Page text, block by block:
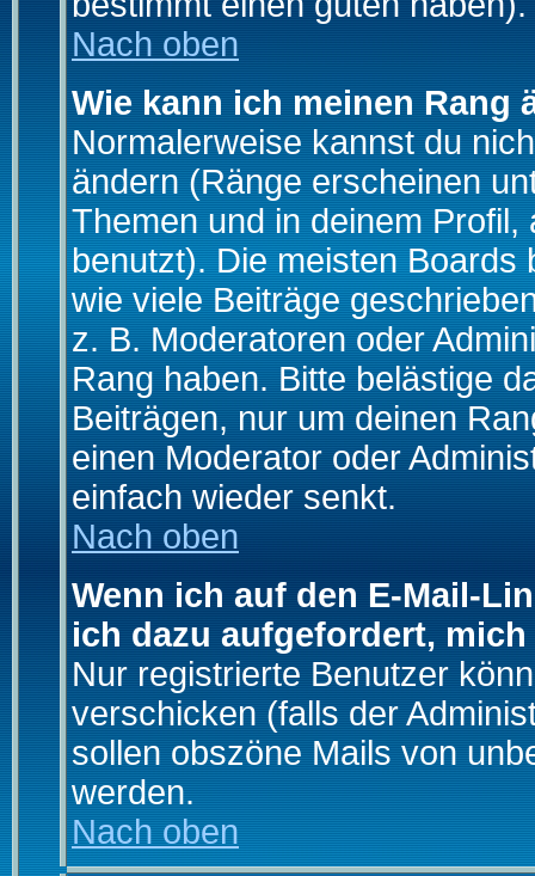
Nach oben
Wie kann ich meinen Rang
Normalerweise kannst du
ändern (Ränge erscheinen
Themen und in deinem
benutzt). Die meisten Boards
wie viele Beiträge
z. B. Moderatoren oder
Rang haben. Bitte belästige
Beiträgen, nur um deinen
einen Moderator oder
einfach wieder senkt.
Nach oben
Wenn ich auf den E-Mail-
ich dazu aufgefordert,
Nur registrierte Benutzer
verschicken (falls der
sollen obszöne Mails von
werden.
Nach oben